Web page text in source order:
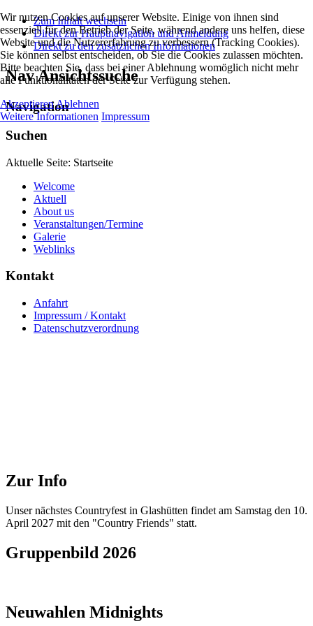
Zum Inhalt wechseln
Direkt zur Hauptnavigation und Anmeldung
Direkt zu den zusätzlichen Informationen
Nav Ansichtssuche
Navigation
Suchen
Aktuelle Seite: Startseite
Welcome
Aktuell
About us
Veranstaltungen/Termine
Galerie
Weblinks
Kontakt
Anfahrt
Impressum / Kontakt
Datenschutzverordnung
Zur Info
Unser nächstes Countryfest in Glashütten findet am Samstag den 10.
April 2027 mit den "Country Friends" statt.
Gruppenbild 2026
Neuwahlen Midnights
Wir nutzen Cookies auf unserer Website. Einige von ihnen sind
essenziell für den Betrieb der Seite, während andere uns helfen, diese
Website und die Nutzererfahrung zu verbessern (Tracking Cookies).
Sie können selbst entscheiden, ob Sie die Cookies zulassen möchten.
Bitte beachten Sie, dass bei einer Ablehnung womöglich nicht mehr
alle Funktionalitäten der Seite zur Verfügung stehen.
AkzeptierenAblehnen
Weitere Informationen Impressum